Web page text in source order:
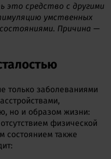
это средство с другими
умственных
Причина —
только заболеваниями
но и образом жизни:
физической
состоянием также